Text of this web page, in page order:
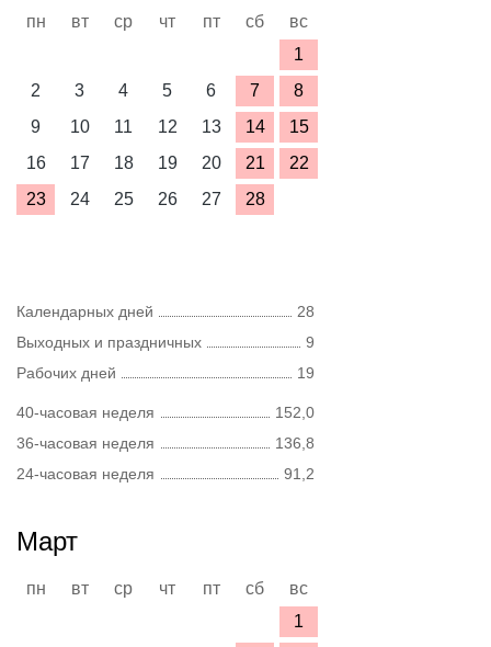
пн вт ср чт пт сб
вс
1
2
3 4 5 6 7
8
9
10 11 12 13 14
15
16
17 18 19 20 21
22
23
24 25 26 27 28
Календарных дней
28
Выходных и праздничных
9
Рабочих дней
19
40-часовая неделя
152,0
36-часовая неделя
136,8
24-часовая неделя
91,2
Март
пн вт ср чт пт сб
вс
1